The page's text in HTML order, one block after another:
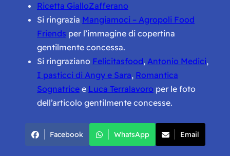
Ricetta GialloZafferano
Si ringrazia Mangiamoci – Agropoli Food
Friends per l’immagine di copertina
gentilmente concessa.
Si ringraziano Felicitasfood, Antonio Medici,
I pasticci di Angy e Sara, Romantica
Sognatrice e Luca Terralavoro per le foto
dell’articolo gentilmente concesse.
Facebook WhatsApp Email